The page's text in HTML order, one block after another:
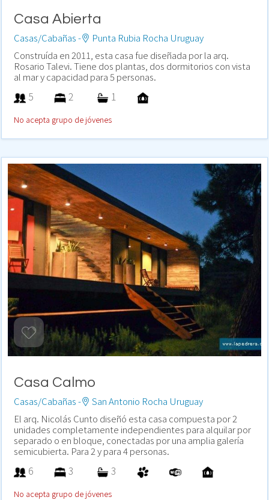
Casa Abierta
Casas/Cabañas -
Punta Rubia Rocha Uruguay
Construída en 2011, esta casa fue diseñada por la arq.
Rosario Talevi. Tiene dos plantas, dos dormitorios con vista
al mar y capacidad para 5 personas.
5 2 1
No acepta grupo de jóvenes
Casa Calmo
Casas/Cabañas -
San Antonio Rocha Uruguay
El arq. Nicolás Cunto diseñó esta casa compuesta por 2
unidades completamente independientes para alquilar por
separado o en bloque, conectadas por una amplia galería
semicubierta. Para 2 y para 4 personas.
6 3 3
No acepta grupo de jóvenes